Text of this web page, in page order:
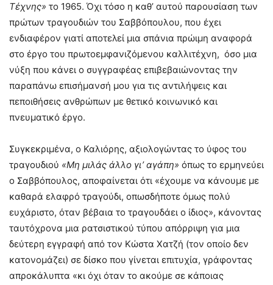
Τέχνης» το 1965. Όχι τόσο η καθ’ αυτού παρουσίαση των
πρώτων τραγουδιών του Σαββόπουλου, που έχει
ενδιαφέρον γιατί αποτελεί μια σπάνια πρώιμη αναφορά
στο έργο του πρωτοεμφανιζόμενου καλλιτέχνη, όσο μια
νύξη που κάνει ο συγγραφέας επιβεβαιώνοντας την
παραπάνω επισήμανσή μου για τις αντιλήψεις και
πεποιθήσεις ανθρώπων με θετικό κοινωνικό και
πνευματικό έργο.
Συγκεκριμένα, ο Καλιόρης, αξιολογώντας το ύφος του
τραγουδιού «Μη μιλάς άλλο γι’ αγάπη» όπως το ερμηνεύει
ο Σαββόπουλος, αποφαίνεται ότι «έχουμε να κάνουμε με
καθαρά ελαφρό τραγούδι, οπωσδήποτε όμως πολύ
ευχάριστο, όταν βέβαια το τραγουδάει ο ίδιος», κάνοντας
ταυτόχρονα μια ρατσιστικού τύπου απόρριψη για μια
δεύτερη εγγραφή από τον Κώστα Χατζή (τον οποίο δεν
κατονομάζει) σε δίσκο που γίνεται επιτυχία, γράφοντας
απροκάλυπτα «κι όχι όταν το ακούμε σε κάποιας